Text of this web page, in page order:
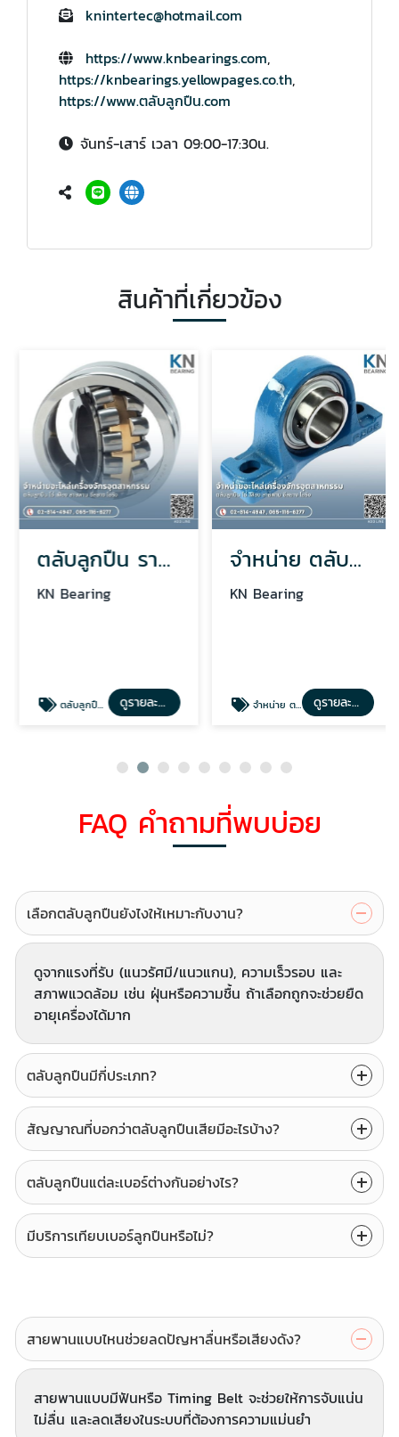
knintertec@hotmail.com
https://www.knbearings.com,
https://knbearings.yellowpages.co.th,
https://www.ตลับลูกปืน.com
จันทร์-เสาร์ เวลา 09:00-17:30น.
สินค้าที่เกี่ยวข้อง
ตลับลูกปืน ราคาปลีก-ส่ง
KN Bearing
ตลับลูกปืน ราคาปลีก-ส่ง ดูรายละเอียด
จำหน่าย ตลับลูกปืน ลูกปืนตุ๊กตา
KN Bearing
จำหน่าย ตลับลูกปืน ลูกปืนตุ๊กตา ดูรายละเอียด
FAQ คำถามที่พบบ่อย
เลือกตลับลูกปืนยังไงให้เหมาะกับงาน?
ดูจากแรงที่รับ (แนวรัศมี/แนวแกน), ความเร็วรอบ และ
สภาพแวดล้อม เช่น ฝุ่นหรือความชื้น ถ้าเลือกถูกจะช่วยยืด
อายุเครื่องได้มาก
ตลับลูกปืนมีกี่ประเภท?
สัญญาณที่บอกว่าตลับลูกปืนเสียมีอะไรบ้าง?
ตลับลูกปืนแต่ละเบอร์ต่างกันอย่างไร?
มีบริการเทียบเบอร์ลูกปืนหรือไม่?
สายพานแบบไหนช่วยลดปัญหาลื่นหรือเสียงดัง?
สายพานแบบมีฟันหรือ Timing Belt จะช่วยให้การจับแน่น
ไม่ลื่น และลดเสียงในระบบที่ต้องการความแม่นยำ